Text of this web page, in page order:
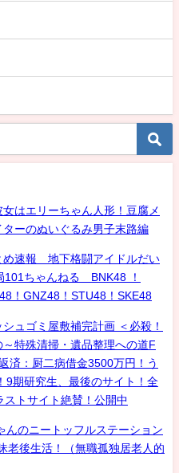
はエリーちゃん人形！豆腐メ
ーのぬいぐるみ男子末路編
速報 地下格闘アイドルだい
ちゃんねる BNK48 ！
！GNZ48！STU48！SKE48
ュゴミ屋敷補完計画 ＜必殺！
特殊清掃・遺品整理への道F
済：厨二病借金3500万円！う
9期研究生、最後のサイト！全
トサイト絶賛！公開中
んのニートッフルステーション
老後生活！（無職孤独居老人的